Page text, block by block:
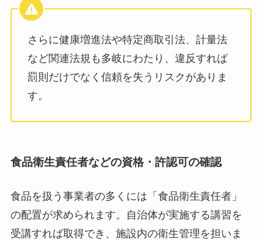
さらに健康増進法や特定商取引法、計量法
など関連法規も多岐にわたり、違反すれば
罰則だけでなく信頼を失うリスクがありま
す。
食品衛生責任者などの資格・許認可の確認
食品を扱う事業者の多くには「食品衛生責任者」
の配置が求められます。自治体が実施する講習を
受講すれば取得でき、施設内の衛生管理を担いま